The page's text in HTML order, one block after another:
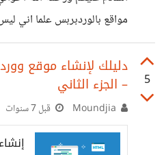
core/2020/11/20/w
ordpress-5-6-field-guide/
مواقع بالوردبربس علما اني
نصائحكم في التطوير وكيف
لغات البرمجة التي اسنفدتم
بارك الله فيكم
5
دليلك لإنشاء موقع
– الجزء الثاني
قبل 7 سنوات